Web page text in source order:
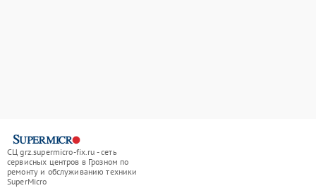
СЦ grz.supermicro-fix.ru - сеть
сервисных центров в Грозном по
ремонту и обслуживанию техники
SuperMicro